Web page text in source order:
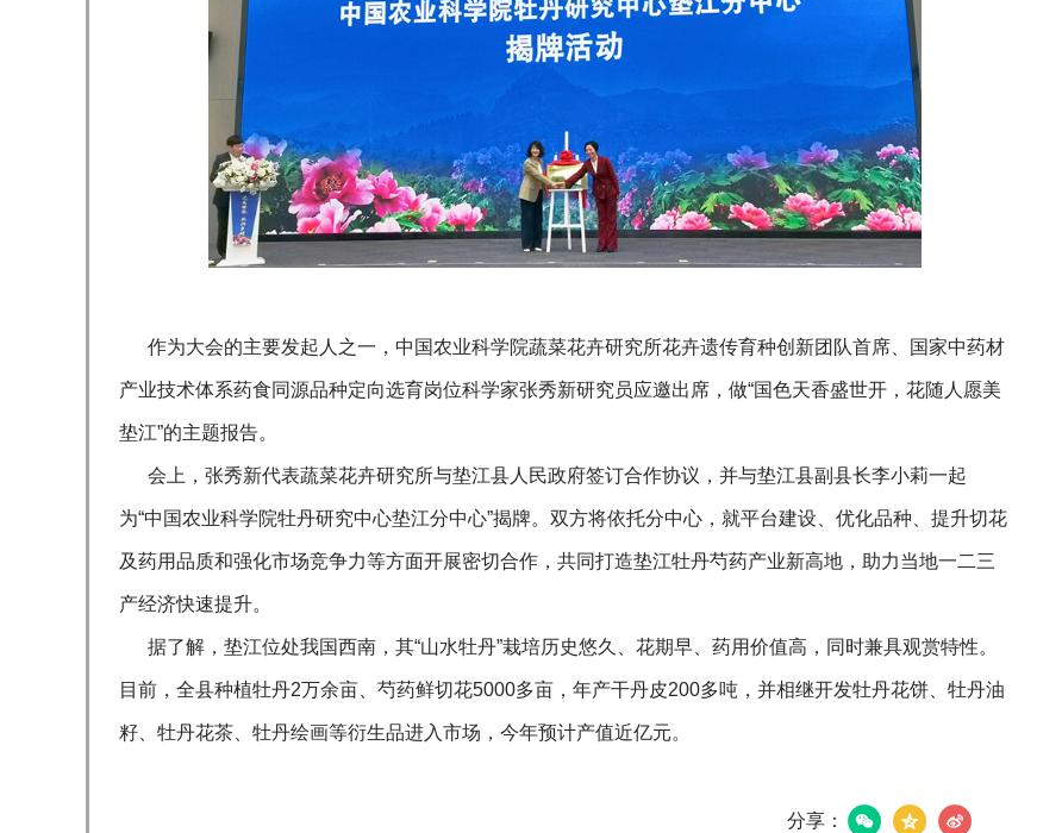
作为大会的主要发起人之一，中国农业科学院蔬菜花卉研究所花卉遗传育种创新团队首席、国家中药材
产业技术体系药食同源品种定向选育岗位科学家张秀新研究员应邀出席，做“国色天香盛世开，花随人愿美
垫江”的主题报告。
会上，张秀新代表蔬菜花卉研究所与垫江县人民政府签订合作协议，并与垫江县副县长李小莉一起
为“中国农业科学院牡丹研究中心垫江分中心”揭牌。双方将依托分中心，就平台建设、优化品种、提升切花
及药用品质和强化市场竞争力等方面开展密切合作，共同打造垫江牡丹芍药产业新高地，助力当地一二三
产经济快速提升。
据了解，垫江位处我国西南，其“山水牡丹”栽培历史悠久、花期早、药用价值高，同时兼具观赏特性。
目前，全县种植牡丹2万余亩、芍药鲜切花5000多亩，年产干丹皮200多吨，并相继开发牡丹花饼、牡丹油
籽、牡丹花茶、牡丹绘画等衍生品进入市场，今年预计产值近亿元。
分享：